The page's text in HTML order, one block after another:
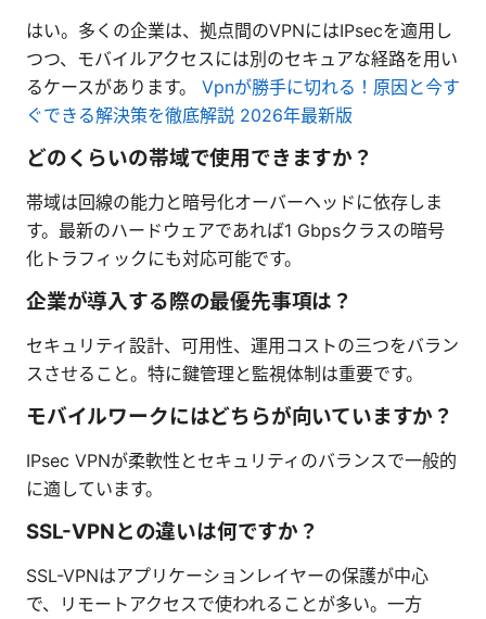
はい。多くの企業は、拠点間のVPNにはIPsecを適用し
つつ、モバイルアクセスには別のセキュアな経路を用い
るケースがあります。 Vpnが勝手に切れる！原因と今す
ぐできる解決策を徹底解説 2026年最新版
どのくらいの帯域で使用できますか？
帯域は回線の能力と暗号化オーバーヘッドに依存しま
す。最新のハードウェアであれば1 Gbpsクラスの暗号
化トラフィックにも対応可能です。
企業が導入する際の最優先事項は？
セキュリティ設計、可用性、運用コストの三つをバラン
スさせること。特に鍵管理と監視体制は重要です。
モバイルワークにはどちらが向いていますか？
IPsec VPNが柔軟性とセキュリティのバランスで一般的
に適しています。
SSL-VPNとの違いは何ですか？
SSL-VPNはアプリケーションレイヤーの保護が中心
で、リモートアクセスで使われることが多い。一方